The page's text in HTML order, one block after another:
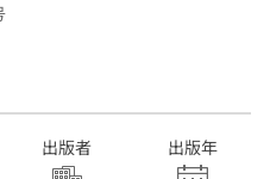
出版者 出版年